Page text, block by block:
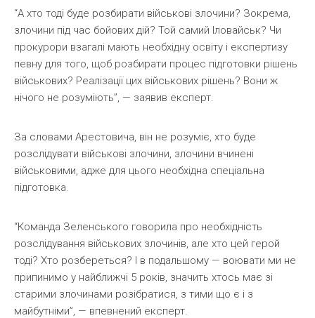
“А хто тоді буде розбирати військові злочини? Зокрема,
злочини під час бойових дій? Той самий Іловайськ? Чи
прокурори взагалі мають необхідну освіту і експертизу
певну для того, щоб розбирати процес підготовки рішень
військових? Реалізації цих військових рішень? Вони ж
нічого не розуміють”, — заявив експерт.
За словами Арестовича, він не розуміє, хто буде
розслідувати військові злочини, злочини вчинені
військовими, адже для цього необхідна спеціальна
підготовка.
“Команда Зеленського говорила про необхідність
розслідування військових злочинів, але хто цей герой
тоді? Хто розбереться? І в подальшому — воювати ми не
припинимо у найближчі 5 років, значить хтось має зі
старими злочинами розібратися, з тими що є і з
майбутніми”, — впевнений експерт.